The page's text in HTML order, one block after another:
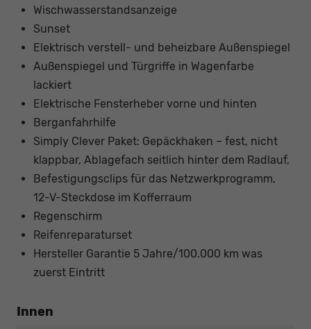
Wischwasserstandsanzeige
Sunset
Elektrisch verstell- und beheizbare Außenspiegel
Außenspiegel und Türgriffe in Wagenfarbe
lackiert
Elektrische Fensterheber vorne und hinten
Berganfahrhilfe
Simply Clever Paket: Gepäckhaken – fest, nicht
klappbar, Ablagefach seitlich hinter dem Radlauf,
Befestigungsclips für das Netzwerkprogramm,
12-V-Steckdose im Kofferraum
Regenschirm
Reifenreparaturset
Hersteller Garantie 5 Jahre/100.000 km was
zuerst Eintritt
Innen